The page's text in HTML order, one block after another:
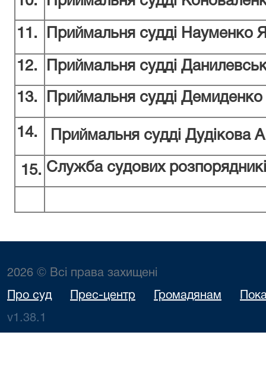
11. Приймальня судді Науменко
12. Приймальня судді
13. Приймальня судді
14. Приймальня судді Дудікова
15. Служба судових
2026 © Всі права захищені
Про суд Прес-центр Громадянам
v1.38.1